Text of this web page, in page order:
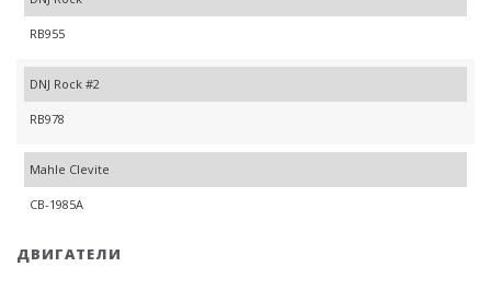
RB955
DNJ Rock #2
RB978
Mahle Clevite
CB-1985A
ДВИГАТЕЛИ